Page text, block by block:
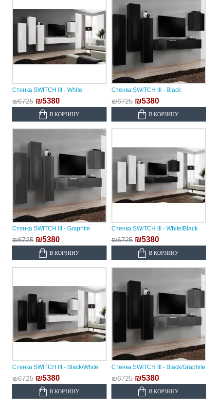
Стенка SWITCH III - White
₪6725 ₪5380
В КОРЗИНУ
Стенка SWITCH III - Black
₪6725 ₪5380
В КОРЗИНУ
Стенка SWITCH III - Graphite
₪6725 ₪5380
В КОРЗИНУ
Стенка SWITCH III - White/Black
₪6725 ₪5380
В КОРЗИНУ
Стенка SWITCH III - Black/White
₪6725 ₪5380
В КОРЗИНУ
Стенка SWITCH III - Black/Graphite
₪6725 ₪5380
В КОРЗИНУ